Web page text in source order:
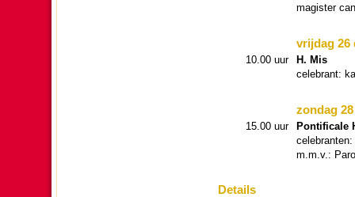
magister
vrij­dag 26
10.00 uur
H. Mis
cele­brant:
zon­dag
15.00 uur
Ponti­fi­cale
m.m.v.:
Details